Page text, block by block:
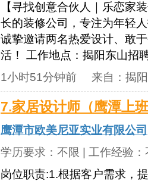
【寻找创意合伙人｜乐恋家
长的装修公司，专注为年轻
诚挚邀请两名热爱设计、敢
活！ 工作地点：揭阳东山招
1小时51分钟前 来自： 揭
7.家居设计师（鹰潭上
鹰潭市欧美尼亚实业有限公司
学历要求： 不限 | 工作经验：
岗位职责:1.根据客户需求，